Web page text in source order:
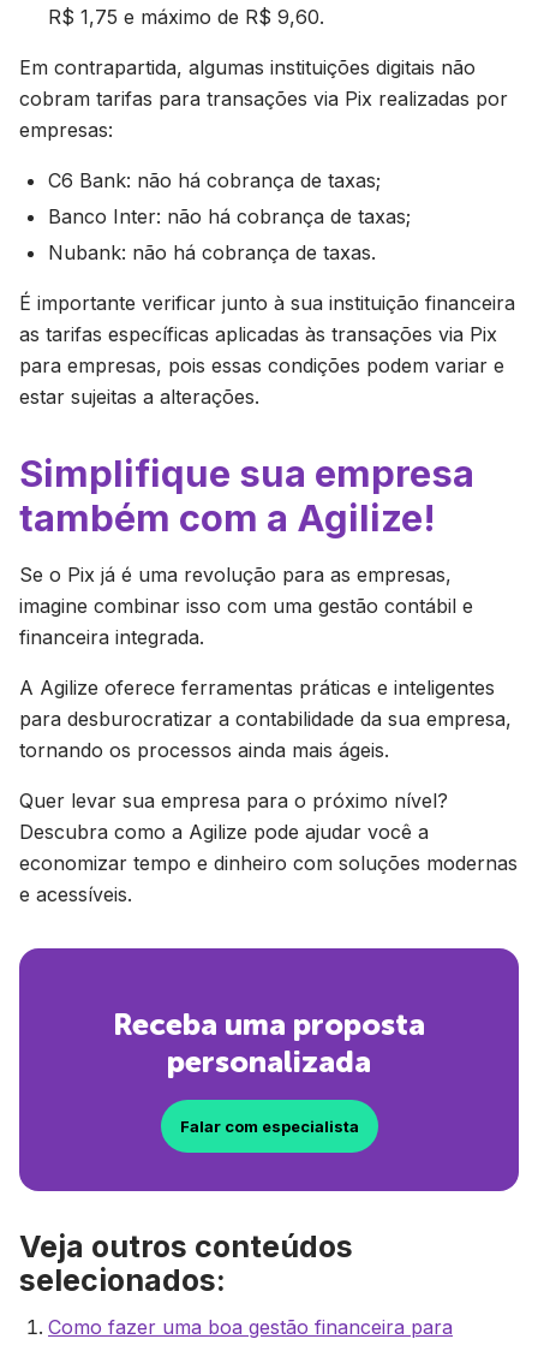
R$ 1,75 e máximo de R$ 9,60.
Em contrapartida, algumas instituições digitais não
cobram tarifas para transações via Pix realizadas por
empresas:
C6 Bank: não há cobrança de taxas;
Banco Inter: não há cobrança de taxas;
Nubank: não há cobrança de taxas.
É importante verificar junto à sua instituição financeira
as tarifas específicas aplicadas às transações via Pix
para empresas, pois essas condições podem variar e
estar sujeitas a alterações.
Simplifique sua empresa
também com a Agilize!
Se o Pix já é uma revolução para as empresas,
imagine combinar isso com uma gestão contábil e
financeira integrada.
A Agilize oferece ferramentas práticas e inteligentes
para desburocratizar a contabilidade da sua empresa,
tornando os processos ainda mais ágeis.
Quer levar sua empresa para o próximo nível?
Descubra como a Agilize pode ajudar você a
economizar tempo e dinheiro com soluções modernas
e acessíveis.
Receba uma proposta
personalizada
Falar com especialista
Veja outros conteúdos
selecionados:
Como fazer uma boa gestão financeira para